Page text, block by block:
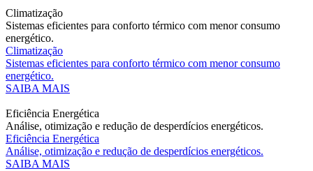
Climatização
Sistemas eficientes para conforto térmico com menor consumo
energético.
Climatização
Sistemas eficientes para conforto térmico com menor consumo
energético.
SAIBA MAIS
Eficiência Energética
Análise, otimização e redução de desperdícios energéticos.
Eficiência Energética
Análise, otimização e redução de desperdícios energéticos.
SAIBA MAIS